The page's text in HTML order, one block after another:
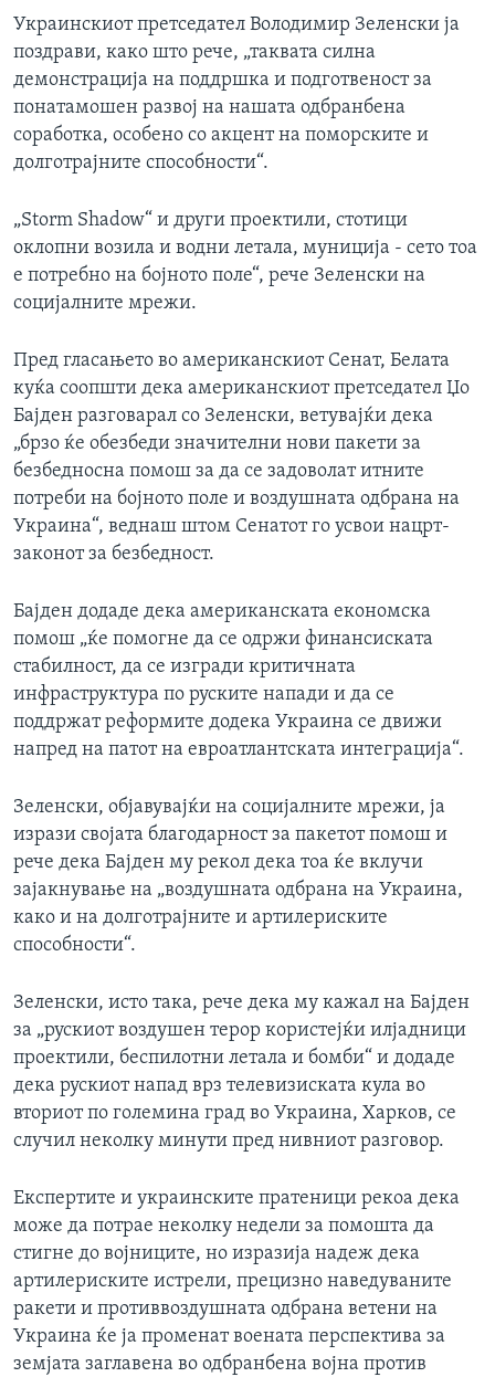
Украинскиот претседател Володимир Зеленски ја
поздрави, како што рече, „таквата силна
демонстрација на поддршка и подготвеност за
понатамошен развој на нашата одбранбена
соработка, особено со акцент на поморските и
долготрајните способности“.
„Storm Shadow“ и други проектили, стотици
оклопни возила и водни летала, муниција - сето тоа
е потребно на бојното поле“, рече Зеленски на
социјалните мрежи.
Пред гласањето во американскиот Сенат, Белата
куќа соопшти дека американскиот претседател Џо
Бајден разговарал со Зеленски, ветувајќи дека
„брзо ќе обезбеди значителни нови пакети за
безбедносна помош за да се задоволат итните
потреби на бојното поле и воздушната одбрана на
Украина“, веднаш штом Сенатот го усвои нацрт-
законот за безбедност.
Бајден додаде дека американската економска
помош „ќе помогне да се одржи финансиската
стабилност, да се изгради критичната
инфраструктура по руските напади и да се
поддржат реформите додека Украина се движи
напред на патот на евроатлантската интеграција“.
Зеленски, објавувајќи на социјалните мрежи, ја
изрази својата благодарност за пакетот помош и
рече дека Бајден му рекол дека тоа ќе вклучи
зајакнување на „воздушната одбрана на Украина,
како и на долготрајните и артилериските
способности“.
Зеленски, исто така, рече дека му кажал на Бајден
за „рускиот воздушен терор користејќи илјадници
проектили, беспилотни летала и бомби“ и додаде
дека рускиот напад врз телевизиската кула во
вториот по големина град во Украина, Харков, се
случил неколку минути пред нивниот разговор.
Експертите и украинските пратеници рекоа дека
може да потрае неколку недели за помошта да
стигне до војниците, но изразија надеж дека
артилериските истрели, прецизно наведуваните
ракети и противвоздушната одбрана ветени на
Украина ќе ја променат воената перспектива за
земјата заглавена во одбранбена војна против